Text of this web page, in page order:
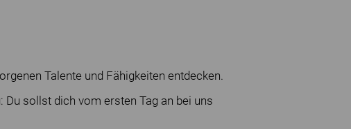
Talente und Fähigkeiten entdecken.
sollst dich vom ersten Tag an bei uns